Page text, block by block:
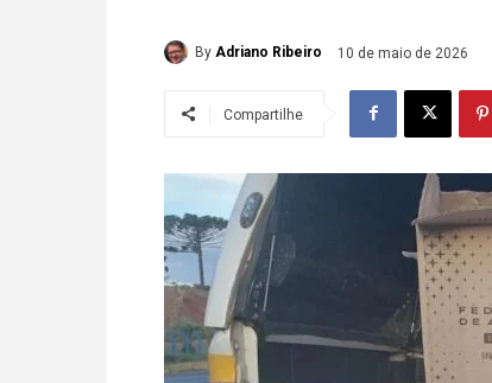
By Adriano Ribeiro 10 de maio de 2026
Compartilhe